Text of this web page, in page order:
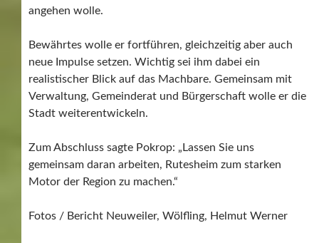
angehen wolle.
Bewährtes wolle er fortführen, gleichzeitig aber auch
neue Impulse setzen. Wichtig sei ihm dabei ein
realistischer Blick auf das Machbare. Gemeinsam mit
Verwaltung, Gemeinderat und Bürgerschaft wolle er die
Stadt weiterentwickeln.
Zum Abschluss sagte Pokrop: „Lassen Sie uns
gemeinsam daran arbeiten, Rutesheim zum starken
Motor der Region zu machen.“
Fotos / Bericht Neuweiler, Wölfling, Helmut Werner